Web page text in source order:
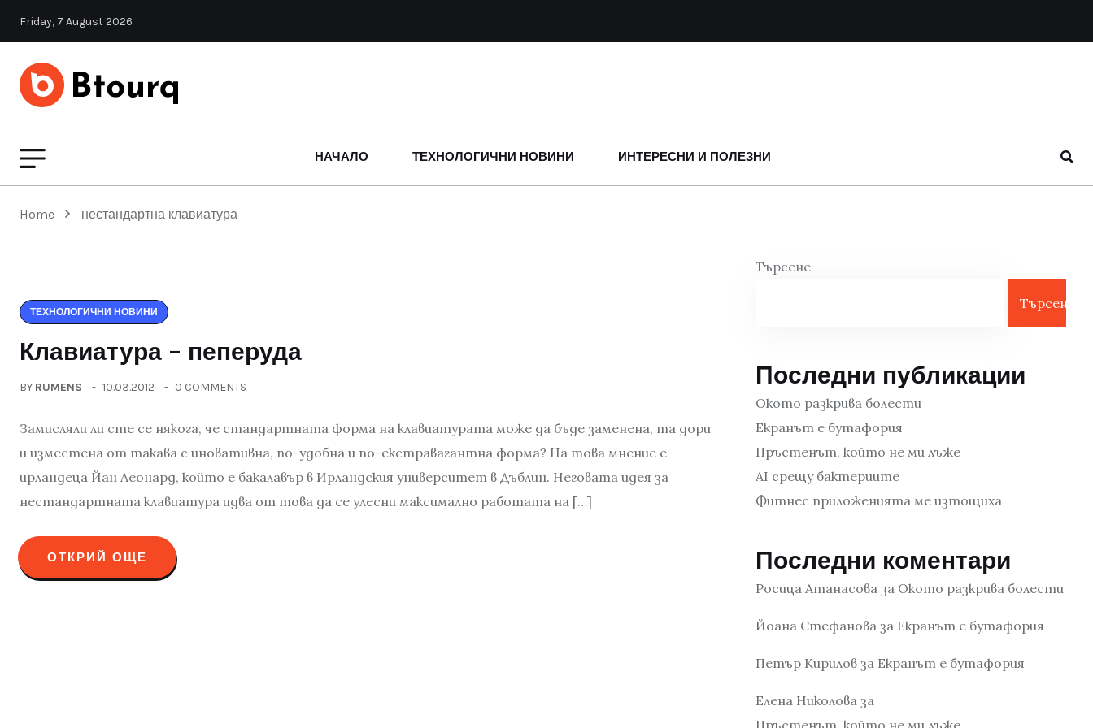
Friday, 7 August 2026
НАЧАЛО ТЕХНОЛОГИЧНИ НОВИНИ ИНТЕРЕСНИ И ПОЛЕЗНИ
Home нестандартна клавиатура
ТЕХНОЛОГИЧНИ НОВИНИ
Клавиатура – пеперуда
BY RUMENS 10.03.2012 0 COMMENTS
Замисляли ли сте се някога, че стандартната форма на клавиатурата може да бъде заменена, та дори
и изместена от такава с иновативна, по-удобна и по-екстравагантна форма? На това мнение е
ирландеца Йан Леонард, който е бакалавър в Ирландския университет в Дъблин. Неговата идея за
нестандартната клавиатура идва от това да се улесни максимално работата на […]
ОТКРИЙ ОЩЕ
Търсене
Търсене
Последни публикации
Окото разкрива болести
Екранът е бутафория
Пръстенът, който не ми лъже
AI срещу бактериите
Фитнес приложенията ме изтощиха
Последни коментари
Росица Атанасова за Окото разкрива болести
Йоана Стефанова за Екранът е бутафория
Петър Кирилов за Екранът е бутафория
Елена Николова за
Пръстенът, който не ми лъже